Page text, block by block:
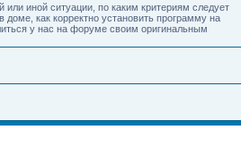
или иной ситуации, по каким критериям следует
как корректно установить программу на
у нас на форуме своим оригинальным